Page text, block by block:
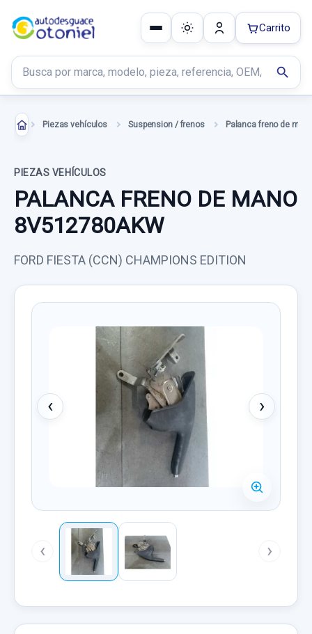
Buscar productos
search
Carrito
Piezas vehículos Suspension / frenos Palanca freno de
PIEZAS VEHÍCULOS
PALANCA FRENO DE MANO
8V512780AKW
FORD FIESTA (CCN) CHAMPIONS EDITION
‹ ›
‹ ›